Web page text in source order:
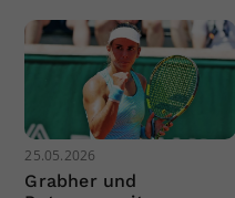
25.05.2026
Grabher und